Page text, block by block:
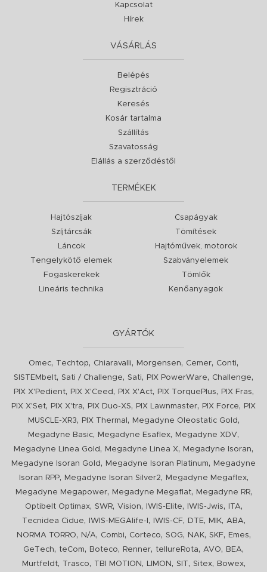
Kapcsolat
Hírek
VÁSÁRLÁS
Belépés
Regisztráció
Keresés
Kosár tartalma
Szállítás
Szavatosság
Elállás a szerződéstől
TERMÉKEK
Hajtószíjak
Szíjtárcsák
Láncok
Tengelykötő elemek
Fogaskerekek
Lineáris technika
Csapágyak
Tömítések
Hajtóművek, motorok
Szabványelemek
Tömlők
Kenőanyagok
GYÁRTÓK
Omec, Techtop, Chiaravalli, Morgensen, Cemer, Conti,
SISTEMbelt, Sati / Challenge, Sati, PIX PowerWare, Challenge,
PIX X'Pedient, PIX X'Ceed , PIX X'Act, PIX TorquePlus, PIX Fras,
PIX X'Set, PIX X'tra, PIX Duo-XS, PIX Lawnmaster, PIX Force,
PIX
MUSCLE-XR3, PIX Thermal , Megadyne Oleostatic Gold ,
Megadyne Basic, Megadyne Esaflex, Megadyne XDV,
Megadyne Linea Gold , Megadyne Linea X, Megadyne Isoran,
Megadyne Isoran Gold , Megadyne Isoran Platinum,
Megadyne
Isoran RPP, Megadyne Isoran Silver2, Megadyne Megaflex,
Megadyne Megapower, Megadyne Megaflat, Megadyne RR,
Optibelt Optimax, SWR, Vision, IWIS-Elite, IWIS-Jwis, ITA,
Tecnidea Cidue, IWIS-MEGAlife-I , IWIS-CF, DTE, MIK, ABA,
NORMA TORRO, N/A, Combi, Corteco, SOG, NAK, SKF, Emes,
GeTech, teCom, Boteco, Renner, tellureRota, AVO, BEA,
Murtfeldt, Trasco, TBI MOTION , LIMON , SIT, Sitex, Bowex,